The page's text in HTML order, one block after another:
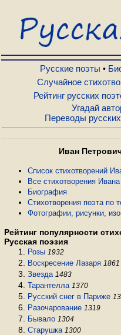
Русские поэты
Биографии
Стихи по темам
Случайное
Случайная
Рейтинг русских
Рейтинг
Русские поэты •
Случайное
Рейтинг русских
Угадай
Переводы
Иван
Список стихотворений
Все стихотворения
Биография
Стихотворения поэта по
Фотографии, рисунки,
Рейтинг популярности
Русская поэзия
Розы 1932
Воскресение Лазаря 1861
Звезда 1483
Тарантелла 1370
Русский снег в Париже
Разочарование 1319
Бывало 1304
Старушка 1300